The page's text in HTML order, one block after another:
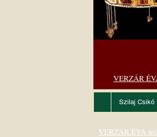
VERZÁR
Szilaj Csikó
VERZÁR ÉVA